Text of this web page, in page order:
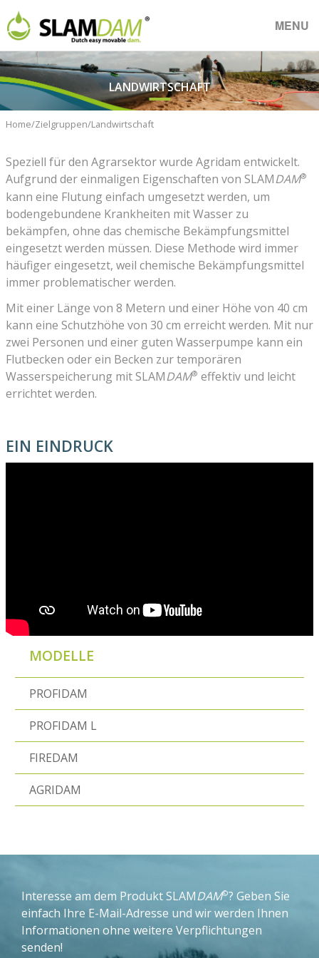
MENU
LANDWIRTSCHAFT
Home Zielgruppen Landwirtschaft
Speziell für den Agrarsektor wurde Agridam entwickelt.
Aufgrund der einmaligen Eigenschaften von SLAMDAM®
kann eine Flutung einfach umgesetzt werden, um
bodengebundene Krankheiten mit Wasser zu
bekämpfen, ohne das chemische Bekämpfungsmittel
eingesetzt werden müssen. Diese Methode wird immer
häufiger eingesetzt, weil chemische Bekämpfungsmittel
immer problematischer werden.
Mit einer Länge von 8 Metern und einer Höhe von 40 cm
kann eine Schutzhöhe von 30 cm erreicht werden. Mit nur
zwei Personen und einer guten Wasserpumpe kann ein
Flutbecken oder ein Becken zur temporären
Wasserspeicherung mit SLAMDAM® effektiv und leicht
errichtet werden.
EIN EINDRUCK
MODELLE
PROFIDAM
PROFIDAM L
FIREDAM
AGRIDAM
Interesse am dem Produkt SLAMDAM©? Geben Sie
einfach Ihre E-Mail-Adresse und wir werden Ihnen
Informationen ohne weitere Verpflichtungen
senden!